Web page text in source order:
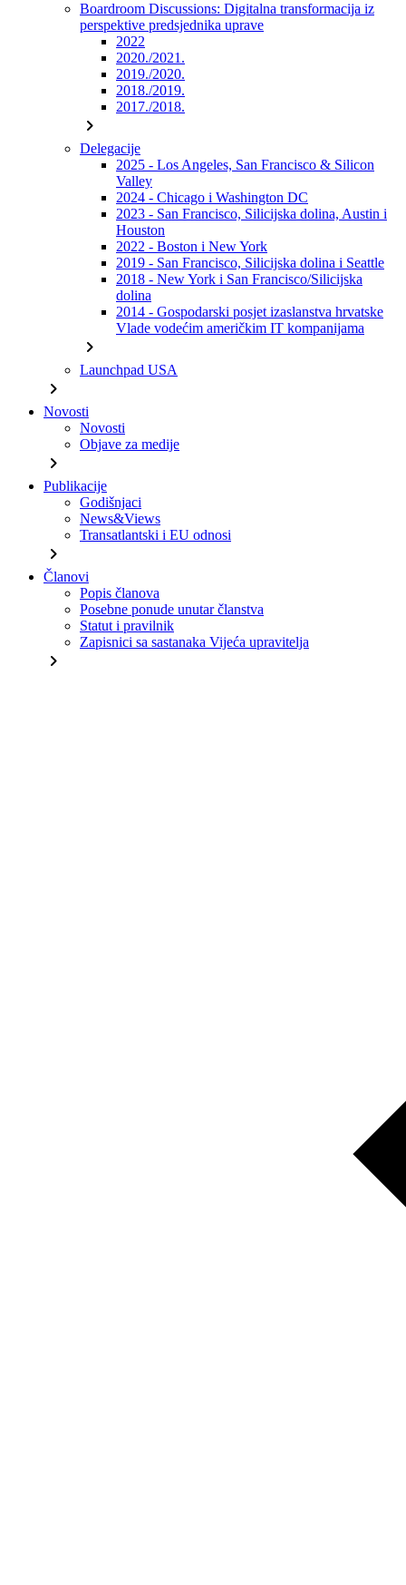
Boardroom Discussions: Digitalna transformacija iz
perspektive predsjednika uprave
2022
2020./2021.
2019./2020.
2018./2019.
2017./2018.
chevron_right
Delegacije
2025 - Los Angeles, San Francisco & Silicon
Valley
2024 - Chicago i Washington DC
2023 - San Francisco, Silicijska dolina, Austin i
Houston
2022 - Boston i New York
2019 - San Francisco, Silicijska dolina i Seattle
2018 - New York i San Francisco/Silicijska
dolina
2014 - Gospodarski posjet izaslanstva hrvatske
Vlade vodećim američkim IT kompanijama
chevron_right
Launchpad USA
chevron_right
Novosti
Novosti
Objave za medije
chevron_right
Publikacije
Godišnjaci
News&Views
Transatlantski i EU odnosi
chevron_right
Članovi
Popis članova
Posebne ponude unutar članstva
Statut i pravilnik
Zapisnici sa sastanaka Vijeća upravitelja
chevron_right